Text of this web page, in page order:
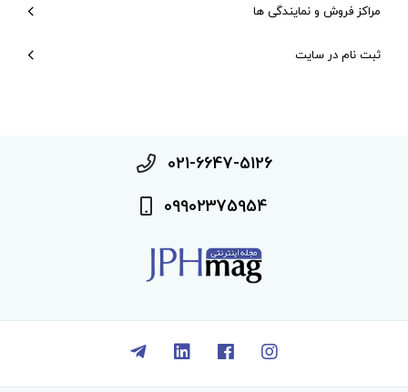
مراکز فروش و نمایندگی ها
ثبت نام در سایت
021-6647-5126
09902375954